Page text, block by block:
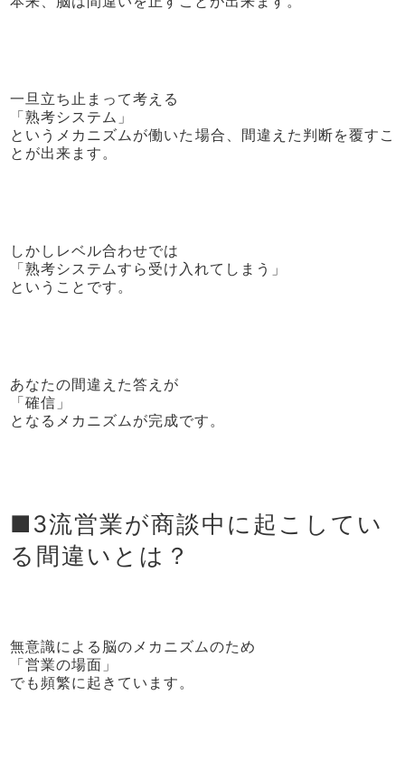
一旦立ち止まって考える
「熟考システム」
というメカニズムが働いた場合、間違えた判断を覆すこ
とが出来ます。
しかしレベル合わせでは
「熟考システムすら受け入れてしまう」
ということです。
あなたの間違えた答えが
「確信」
となるメカニズムが完成です。
■3流営業が商談中に起こしてい
る間違いとは？
無意識による脳のメカニズムのため
「営業の場面」
でも頻繁に起きています。